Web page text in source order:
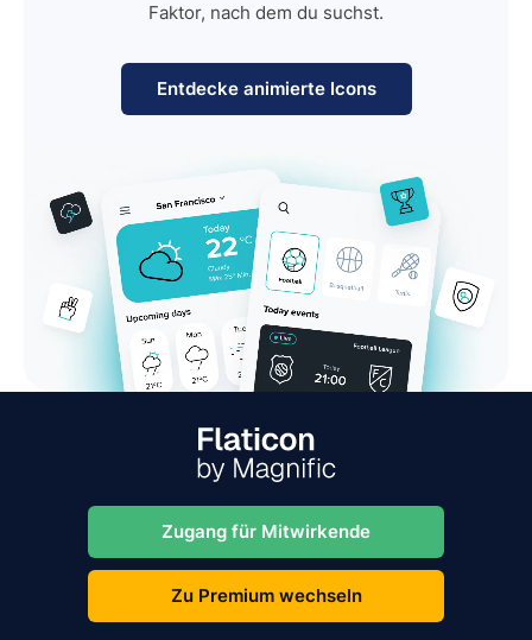
Faktor, nach dem du suchst.
Entdecke animierte Icons
Zugang für Mitwirkende
Zu Premium wechseln